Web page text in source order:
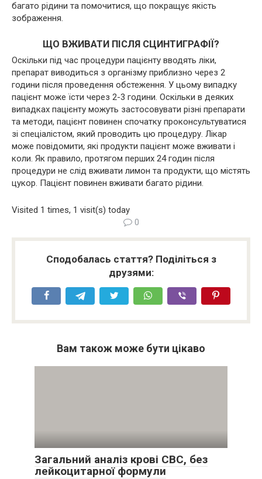
багато рідини та помочитися, що покращує якість
зображення.
ЩО ВЖИВАТИ ПІСЛЯ СЦИНТИГРАФІЇ?
Оскільки під час процедури пацієнту вводять ліки,
препарат виводиться з організму приблизно через 2
години після проведення обстеження. У цьому випадку
пацієнт може їсти через 2-3 години. Оскільки в деяких
випадках пацієнту можуть застосовувати різні препарати
та методи, пацієнт повинен спочатку проконсультуватися
зі спеціалістом, який проводить цю процедуру. Лікар
може повідомити, які продукти пацієнт може вживати і
коли. Як правило, протягом перших 24 годин після
процедури не слід вживати лимон та продукти, що містять
цукор. Пацієнт повинен вживати багато рідини.
Visited 1 times, 1 visit(s) today
0
Сподобалась стаття? Поділіться з
друзями:
Вам також може бути цікаво
Загальний аналіз крові СВС, без
лейкоцитарної формули